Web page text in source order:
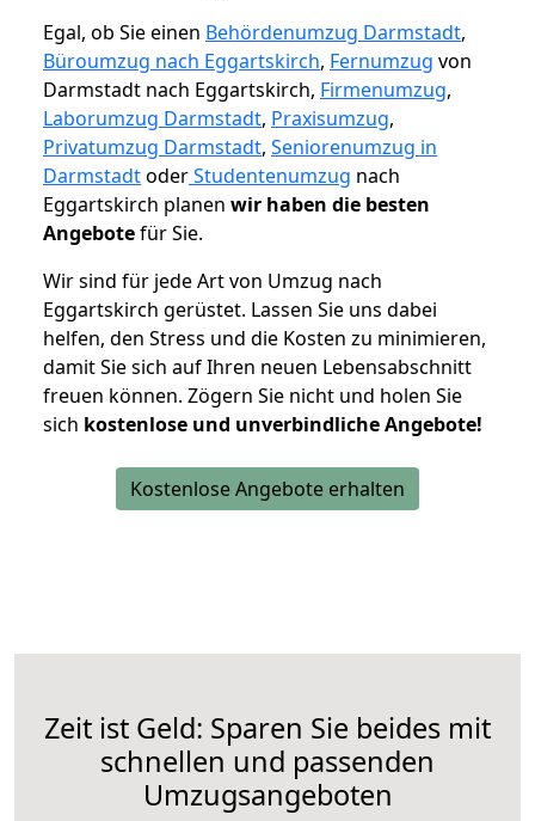
Egal, ob Sie einen Behördenumzug Darmstadt,
Büroumzug nach Eggartskirch, Fernumzug von
Darmstadt nach Eggartskirch, Firmenumzug,
Laborumzug Darmstadt, Praxisumzug,
Privatumzug Darmstadt, Seniorenumzug in
DarmstadtoderStudentenumzug nach
Eggartskirch planen wir haben die besten
Angebotefür Sie.
Wir sind für jede Art von Umzug nach
Eggartskirch gerüstet. Lassen Sie uns dabei
helfen, den Stress und die Kosten zu minimieren,
damit Sie sich auf Ihren neuen Lebensabschnitt
freuen können. Zögern Sie nicht und holen Sie
sich kostenlose und unverbindliche Angebote!
Kostenlose Angebote erhalten
Zeit ist Geld: Sparen Sie beides mit
schnellen und passenden
Umzugsangeboten